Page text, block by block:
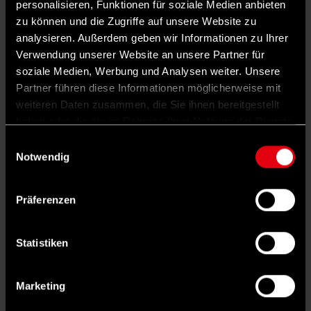
personalisieren, Funktionen für soziale Medien anbieten
zu können und die Zugriffe auf unsere Website zu
analysieren. Außerdem geben wir Informationen zu Ihrer
Verwendung unserer Website an unsere Partner für
soziale Medien, Werbung und Analysen weiter. Unsere
Partner führen diese Informationen möglicherweise mit
weiteren Daten zusammen, die Sie ihnen bereitgestellt
Notwendig
Präferenzen
Statistiken
Marketing
Möglichkeit geschaffen werden, dass nur ein
Teil eines Wohnkomplexes unter die
Gemeinnützigkeit fällt, ein anderer nicht. So
kann man auch für bereits bestehenden
Wohnraum Anreize schaffen, diesen in die
Gemeinnützigkeit zu überführen.
Einerseits müssen wir viel neu bauen,
Bestand entlasten. Und das ist ein Vorteil an
es sie gibt, kann ich mich als Eigentümer oder